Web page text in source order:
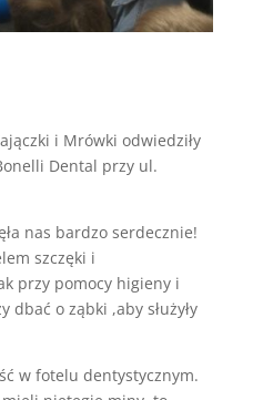
i Mrówki odwiedziły
Dental przy ul.
nas bardzo serdecznie!
szczęki i
przy pomocy higieny i
o ząbki ,aby służyły
w fotelu dentystycznym.